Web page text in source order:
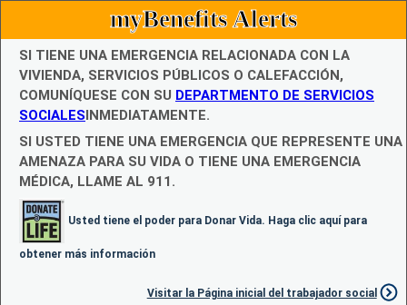
myBenefits Alerts
SI TIENE UNA EMERGENCIA RELACIONADA CON LA
VIVIENDA, SERVICIOS PÚBLICOS O CALEFACCIÓN,
COMUNÍQUESE CON SU DEPARTMENTO DE SERVICIOS
SOCIALESINMEDIATAMENTE.
SI USTED TIENE UNA EMERGENCIA QUE REPRESENTE UNA
AMENAZA PARA SU VIDA O TIENE UNA EMERGENCIA
MÉDICA, LLAME AL 911.
Usted tiene el poder para Donar Vida. Haga clic aquí para
obtener más información
Visitar la Página inicial del trabajador social